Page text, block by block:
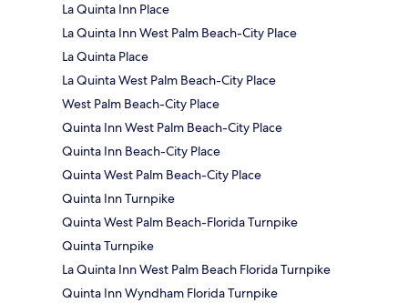
La Quinta Inn Place
La Quinta Inn West Palm Beach-City Place
La Quinta Place
La Quinta West Palm Beach-City Place
West Palm Beach-City Place
Quinta Inn West Palm Beach-City Place
Quinta Inn Beach-City Place
Quinta West Palm Beach-City Place
Quinta Inn Turnpike
Quinta West Palm Beach-Florida Turnpike
Quinta Turnpike
La Quinta Inn West Palm Beach Florida Turnpike
Quinta Inn Wyndham Florida Turnpike